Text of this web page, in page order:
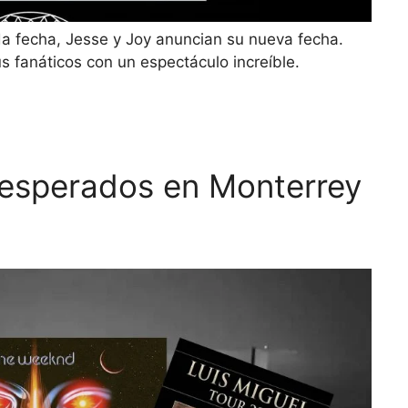
fecha, Jesse y Joy anuncian su nueva fecha.
fanáticos con un espectáculo increíble.
en Monterrey